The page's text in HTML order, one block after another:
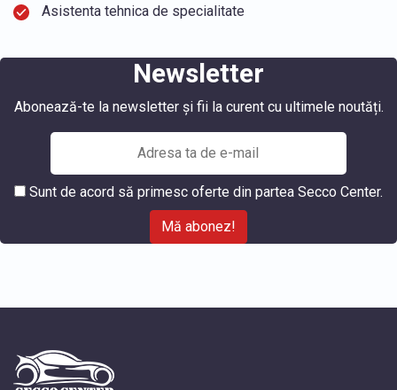
Asistenta tehnica de specialitate
Newsletter
Abonează-te la newsletter și fii la curent cu ultimele noutăți.
Sunt de acord să primesc oferte din partea Secco Center.
Mă abonez!